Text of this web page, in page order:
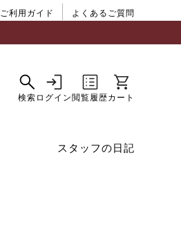
ご利用ガイド よくあるご質問
スタッフの日記